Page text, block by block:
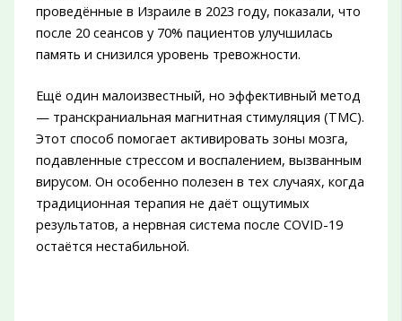
проведённые в Израиле в 2023 году, показали, что
после 20 сеансов у 70% пациентов улучшилась
память и снизился уровень тревожности.
Ещё один малоизвестный, но эффективный метод
— транскраниальная магнитная стимуляция (ТМС).
Этот способ помогает активировать зоны мозга,
подавленные стрессом и воспалением, вызванным
вирусом. Он особенно полезен в тех случаях, когда
традиционная терапия не даёт ощутимых
результатов, а нервная система после COVID-19
остаётся нестабильной.